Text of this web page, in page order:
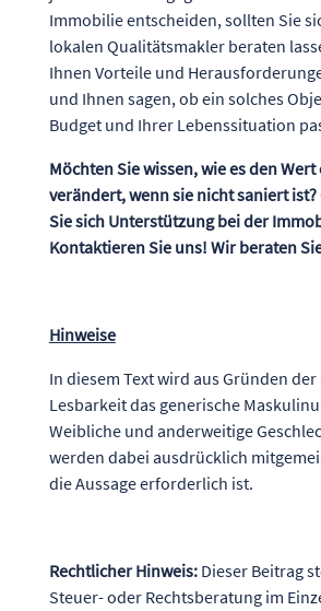
Immobilie entscheiden, sollten Sie
lokalen Qualitätsmakler beraten
Ihnen Vorteile und
und Ihnen sagen, ob ein solches
Budget und Ihrer Lebenssituation
Möchten Sie wissen, wie es den
verändert, wenn sie nicht saniert
Sie sich Unterstützung bei der
Kontaktieren Sie uns! Wir beraten
Hinweise
In diesem Text wird aus Gründen der
Lesbarkeit das generische
Weibliche und anderweitige
werden dabei ausdrücklich
die Aussage erforderlich ist.
Rechtlicher Hinweis: Dieser Beitrag
Steuer- oder Rechtsberatung im